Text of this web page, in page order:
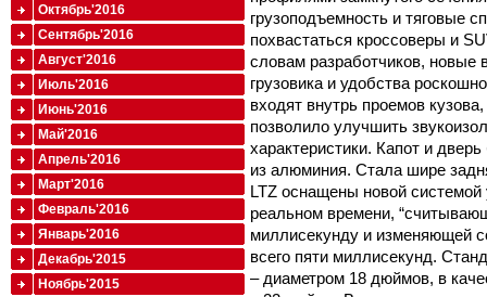
грузоподъемность и тяговые
похвастаться кроссоверы и
словам разработчиков, новые
грузовика и удобства
входят внутрь проемов
позволило улучшить
характеристики. Капот и
из алюминия. Стала шире
LTZ оснащены новой
реальном времени,
миллисекунду и изменяющей
всего пяти миллисекунд.
– диаметром 18 дюймов, в
Октябрь'2016
Сентябрь'2016
Август'2016
Июль'2016
Июнь'2016
Май'2016
Апрель'2016
Март'2016
Февраль'2016
Январь'2016
Декабрь'2015
Ноябрь'2015